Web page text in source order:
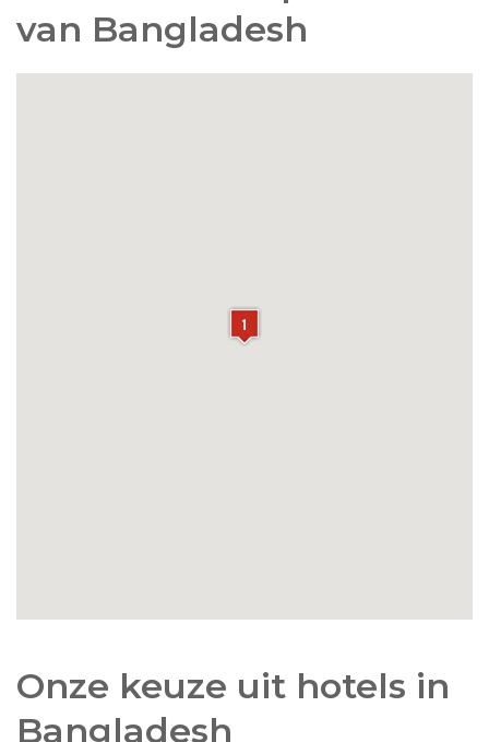
van Bangladesh
Onze keuze uit hotels in
Bangladesh